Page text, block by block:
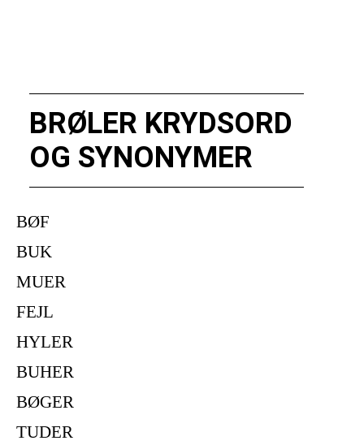
BRØLER KRYDSORD
OG SYNONYMER
BØF
BUK
MUER
FEJL
HYLER
BUHER
BØGER
TUDER